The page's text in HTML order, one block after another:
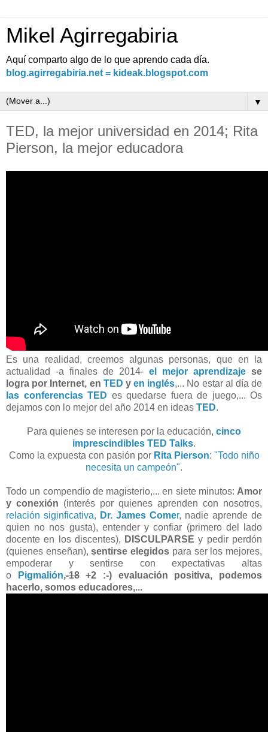
Mikel Agirregabiria
Aquí comparto algo de lo que aprendo cada día.
blog.agirregabiria.net = kideak.blogspot.com
▼
TED, la mejor universidad en 2014; Rita
Pierson, la mejor educadora
Es una realidad, creemos algunas personas, que en la
actualidad -a finales de 2014- el mejor aprendizaje se
logra por Internet, en TED yen inglés,... No estar al día de
las conferencias TED es quedarse fuera de juego,... Os
dejamos con lo mejor del año 2014 en ideas TED.
Para quienes se interesen por la educación, cinco
imprescindibles TED Talks.
Como la expuesta con pasión por Rita Pierson: "Todo niño
necesita un campeón".
Todo un compendio de magisterio,... en siete minutos: Amor
y conexión (interés por quienes aprenden con nosotros,
relación siginficativa, Dr. James Comer, nadie aprende de
quien no nos gusta), entender y confiar (primero del lado
docente en los discentes), DISCULPARSEy pedir perdón
(quienes enseñan),sentirse elegidos para ser los mejores,
empoderar y sentirse con expectativas altas
o
Pigmalión,-18+2 :-) evaluación positiva, podemos
hacerlo, somos educadores,...